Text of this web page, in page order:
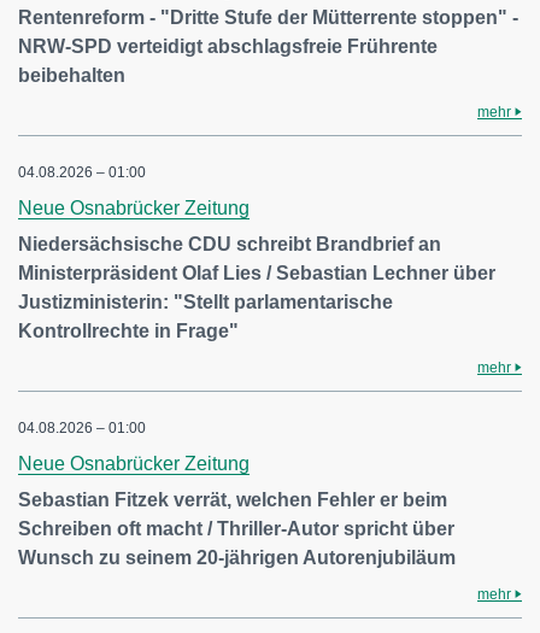
Rentenreform - "Dritte Stufe der Mütterrente stoppen" -
NRW-SPD verteidigt abschlagsfreie Frührente
beibehalten
mehr
04.08.2026 – 01:00
Neue Osnabrücker Zeitung
Niedersächsische CDU schreibt Brandbrief an
Ministerpräsident Olaf Lies / Sebastian Lechner über
Justizministerin: "Stellt parlamentarische
Kontrollrechte in Frage"
mehr
04.08.2026 – 01:00
Neue Osnabrücker Zeitung
Sebastian Fitzek verrät, welchen Fehler er beim
Schreiben oft macht / Thriller-Autor spricht über
Wunsch zu seinem 20-jährigen Autorenjubiläum
mehr